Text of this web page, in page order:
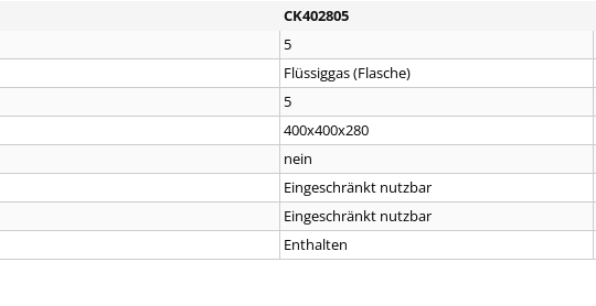
CK402805
5
Flüssiggas (Flasche)
5
400x400x280
nein
Eingeschränkt nutzbar
Eingeschränkt nutzbar
Enthalten